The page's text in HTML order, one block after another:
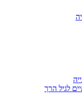
לגיל הרך